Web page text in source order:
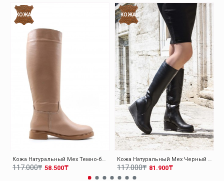
КОЖА
Кожа Натуральный Мех Темно-бежевый Женская Выше Колена Сапоги 010YZA8179
58.500₸
117.000₸
КОЖА
Кожа Натуральный Мех Черный Женская На Танкетке Сапоги 064KZA1006
81.900₸
117.000₸